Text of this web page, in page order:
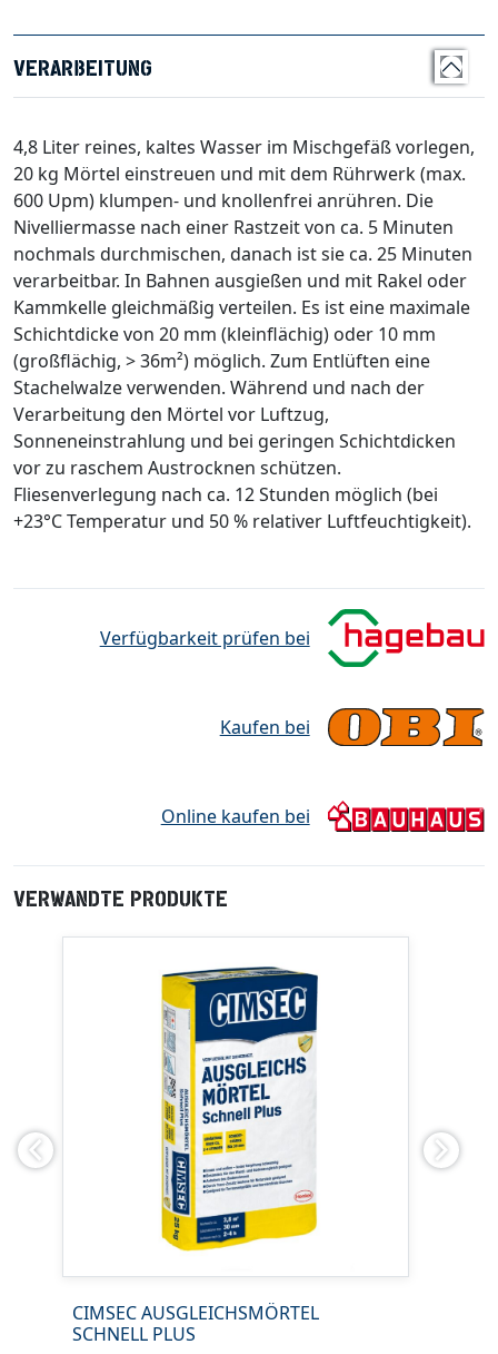
VERARBEITUNG
4,8 Liter reines, kaltes Wasser im Mischgefäß vorlegen,
20 kg Mörtel einstreuen und mit dem Rührwerk (max.
600 Upm) klumpen- und knollenfrei anrühren. Die
Nivelliermasse nach einer Rastzeit von ca. 5 Minuten
nochmals durchmischen, danach ist sie ca. 25 Minuten
verarbeitbar. In Bahnen ausgießen und mit Rakel oder
Kammkelle gleichmäßig verteilen. Es ist eine maximale
Schichtdicke von 20 mm (kleinflächig) oder 10 mm
(großflächig, > 36m²) möglich. Zum Entlüften eine
Stachelwalze verwenden. Während und nach der
Verarbeitung den Mörtel vor Luftzug,
Sonneneinstrahlung und bei geringen Schichtdicken
vor zu raschem Austrocknen schützen.
Fliesenverlegung nach ca. 12 Stunden möglich (bei
+23°C Temperatur und 50 % relativer Luftfeuchtigkeit).
Verfügbarkeit prüfen bei
Kaufen bei
Online kaufen bei
VERWANDTE PRODUKTE
CIMSEC AUSGLEICHSMÖRTEL
SCHNELL PLUS
Previous Next